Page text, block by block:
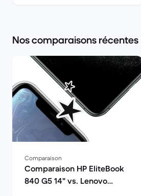
Nos comparaisons récentes
Comparaison
Comparaison HP EliteBook
840 G5 14" vs. Lenovo